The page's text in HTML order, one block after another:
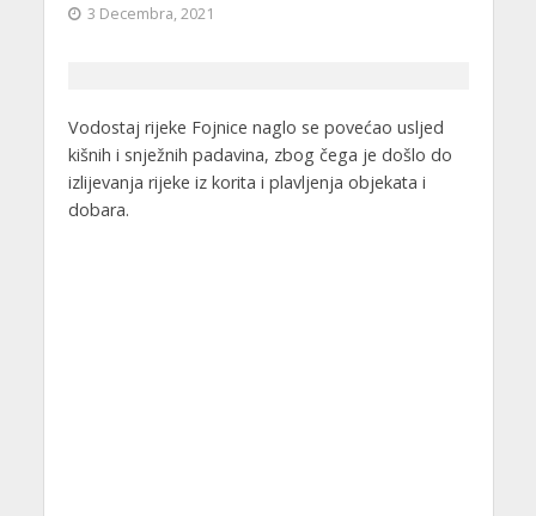
3 Decembra, 2021
Vodostaj rijeke Fojnice naglo se povećao usljed
kišnih i snježnih padavina, zbog čega je došlo do
izlijevanja rijeke iz korita i plavljenja objekata i
dobara.